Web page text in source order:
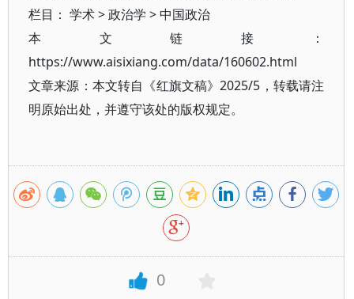
栏目： 学术>政治学 >中国政治
本文链接：
https://www.aisixiang.com/data/160602.html
文章来源：本文转自《红旗文稿》2025/5，转载请注
明原始出处，并遵守该处的版权规定。
0